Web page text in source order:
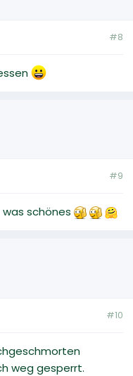
#8
#9
schönes
#10
weg gesperrt.